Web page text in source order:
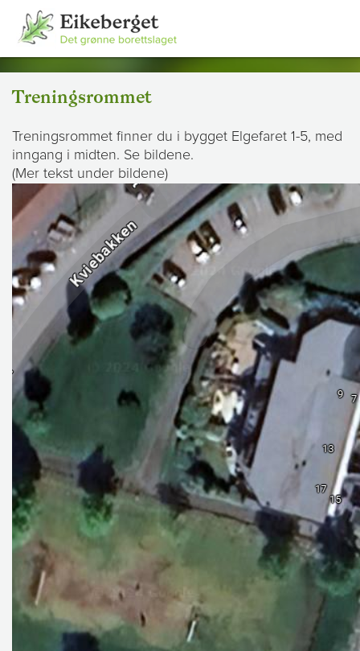
Treningsrommet
Treningsrommet finner du i bygget Elgefaret 1-5, med
inngang i midten. Se bildene.
(Mer tekst under bildene)